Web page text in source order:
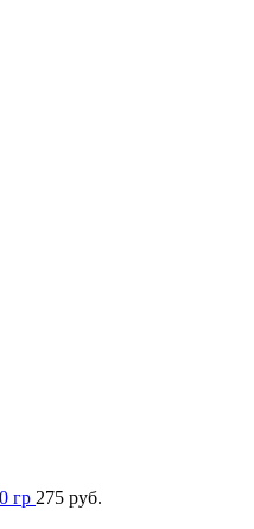
гр 275 руб.